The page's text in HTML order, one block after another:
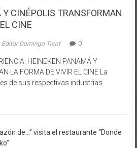
CINÉPOLIS TRANSFORMAN
CINE
Editor Domingo Trent 0
HEINEKEN PANAMÁ Y
LA FORMA DE VIVIR EL CINE La
de sus respectivas industrias
de…” visita el restaurante “Donde